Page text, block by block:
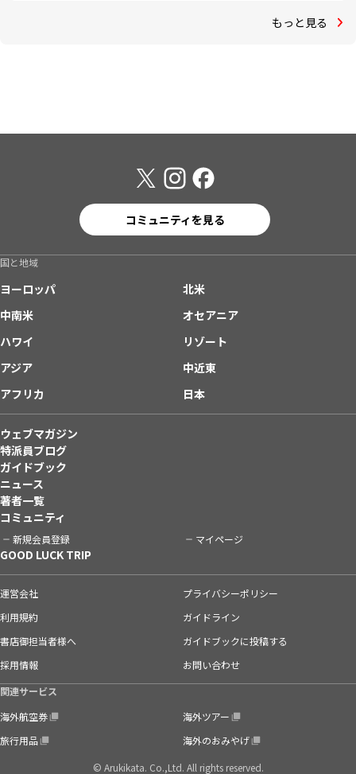
もっと見る
コミュニティを見る
国と地域
ヨーロッパ
北米
中南米
オセアニア
ハワイ
リゾート
アジア
中近東
アフリカ
日本
ウェブマガジン
特派員ブログ
ガイドブック
ニュース
著者一覧
コミュニティ
新規会員登録 マイページ
GOOD LUCK TRIP
運営会社
プライバシーポリシー
利用規約
ガイドライン
書店御担当者様へ
ガイドブックに投稿する
採用情報
お問い合わせ
関連サービス
海外航空券
海外ツアー
旅行用品
海外のおみやげ
© Arukikata. Co.,Ltd. All rights reserved.